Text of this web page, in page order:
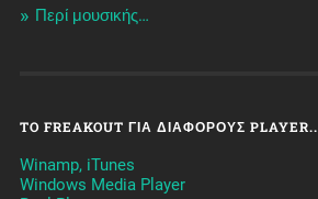
Περί μουσικής…
TO FREAKOUT ΓΙΑ ΔΙΆΦΟΡΟΥΣ PLAYER..
Winamp, iTunes
Windows Media Player